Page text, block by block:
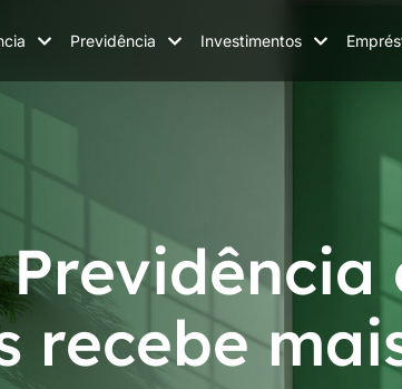
Previdência Investimentos
recebe